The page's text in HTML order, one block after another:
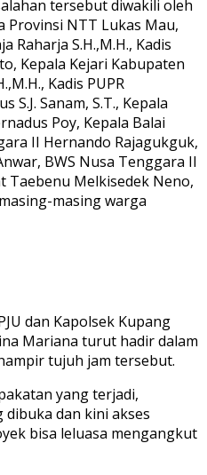
tersebut diwakili oleh
Provinsi NTT Lukas Mau,
Raharja S.H.,M.H., Kadis
Kepala Kejari Kabupaten
Kadis PUPR
S.J. Sanam, S.T., Kepala
Poy, Kepala Balai
II Hernando Rajagukguk,
BWS Nusa Tenggara II
Taebenu Melkisedek Neno,
masing warga
dan Kapolsek Kupang
Mariana turut hadir dalam
tujuh jam tersebut.
yang terjadi,
dan kini akses
bisa leluasa mengangkut